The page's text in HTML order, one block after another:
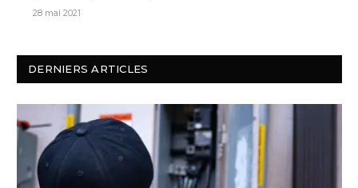
28 mai 2021
DERNIERS ARTICLES